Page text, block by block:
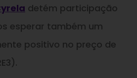
detém participação
esperar também um
positivo no preço de